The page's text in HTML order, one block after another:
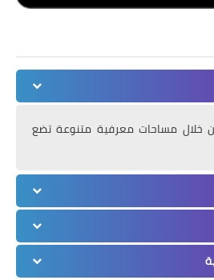
خلال مساحات معرفية متنوعة تضع